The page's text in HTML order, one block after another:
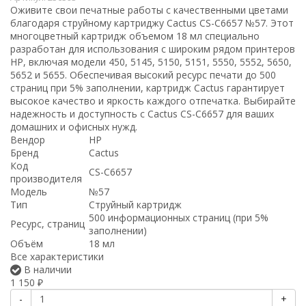
Оживите свои печатные работы с качественными цветами
благодаря струйному картриджу Cactus CS-C6657 №57. Этот
многоцветный картридж объемом 18 мл специально
разработан для использования с широким рядом принтеров
HP, включая модели 450, 5145, 5150, 5151, 5550, 5552, 5650,
5652 и 5655. Обеспечивая высокий ресурс печати до 500
страниц при 5% заполнении, картридж Cactus гарантирует
высокое качество и яркость каждого отпечатка. Выбирайте
надежность и доступность с Cactus CS-C6657 для ваших
домашних и офисных нужд.
Вендор
HP
Бренд
Cactus
Код
производителя
CS-C6657
Модель
№57
Тип
Струйный картридж
Ресурс, страниц 500 информационных страниц (при 5%
заполнении)
Объём
18 мл
Все характеристики
В наличии
1 150 ₽
- +